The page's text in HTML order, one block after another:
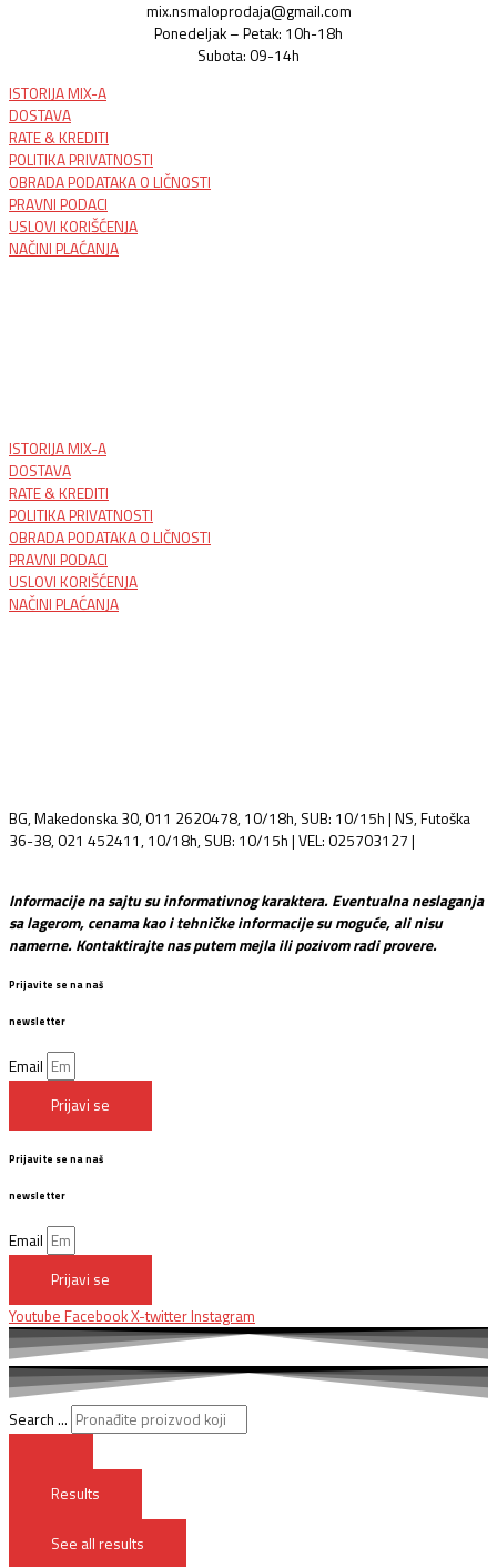
mix.nsmaloprodaja@gmail.com
Ponedeljak – Petak: 10h-18h
Subota: 09-14h
ISTORIJA MIX-A
DOSTAVA
RATE & KREDITI
POLITIKA PRIVATNOSTI
OBRADA PODATAKA O LIČNOSTI
PRAVNI PODACI
USLOVI KORIŠĆENJA
NAČINI PLAĆANJA
ISTORIJA MIX-A
DOSTAVA
RATE & KREDITI
POLITIKA PRIVATNOSTI
OBRADA PODATAKA O LIČNOSTI
PRAVNI PODACI
USLOVI KORIŠĆENJA
NAČINI PLAĆANJA
BG, Makedonska 30, 011 2620478, 10/18h, SUB: 10/15h | NS, Futoška
36-38, 021 452411, 10/18h, SUB: 10/15h | VEL: 025703127 |
Informacije na sajtu su informativnog karaktera. Eventualna neslaganja
sa lagerom, cenama kao i tehničke informacije su moguće, ali nisu
namerne. Kontaktirajte nas putem mejla ili pozivom radi provere.
Prijavite se na naš
newsletter
Email
Prijavi se
Prijavite se na naš
newsletter
Email
Prijavi se
Youtube FacebookX-twitter Instagram
Search ...
Results
See all results